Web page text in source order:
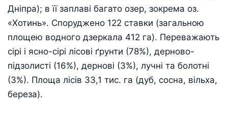
Дніпра); в її заплаві багато озер, зокрема оз.
«Хотинь». Споруджено 122 ставки (загальною
площею водного дзеркала 412 га). Переважають
сірі і ясно-сірі лісові ґрунти (78%), дерново-
підзолисті (16%), дернові (3%), лучні та болотні
(3%). Площа лісів 33,1 тис. га (дуб, сосна, вільха,
береза).